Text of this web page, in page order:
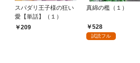
スパダリ王子様の狂い
愛【単話】（１）
209
真綿の檻（１）
528
試読フル